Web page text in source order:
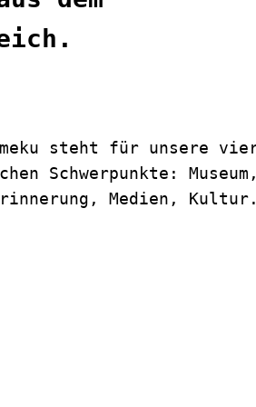
steht für unsere
Schwerpunkte: Museum,
Medien, Kultur.